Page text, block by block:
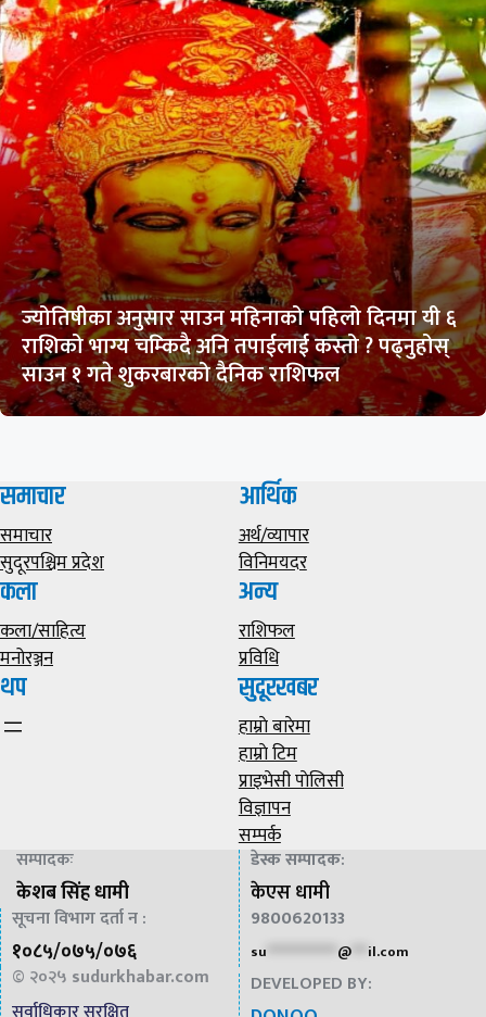
ज्योतिषीका अनुसार साउन महिनाको पहिलो दिनमा यी ६
राशिको भाग्य चम्किदै अनि तपाईलाई कस्तो ? पढ्नुहोस्
साउन १ गते शुकरबारको दैनिक राशिफल
समाचार
समाचार
सुदूरपश्चिम प्रदेश
आर्थिक
अर्थ/व्यापार
विनिमयदर
कला
कला/साहित्य
मनोरञ्जन
अन्य
राशिफल
प्रविधि
थप सुदूरखबर
हाम्राे बारेमा
हाम्राे टिम
प्राइभेसी पाेलिसी
विज्ञापन
सम्पर्क
सम्पादकः
केशब सिंह धामी
डेस्क सम्पादक:
केएस धामी
सूचना विभाग दर्ता न :
१०८५/०७५/०७६
9800620133
su @*** il.com
© २०२५ sudurkhabar.com
DEVELOPED BY: